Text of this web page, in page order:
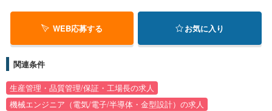
WEB応募する お気に入り
関連条件
生産管理・品質管理/保証・工場長の求人
機械エンジニア（電気/電子/半導体・金型設計）の求人